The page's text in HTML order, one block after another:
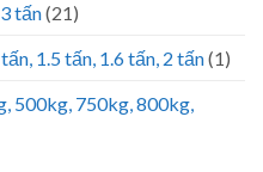
tấn(21)
1.5 tấn, 1.6 tấn, 2 tấn(1)
500kg, 750kg, 800kg,